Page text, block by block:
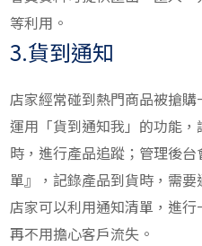
等利用。
3.貨到通知
店家經常碰到熱門商品被搶
運用「貨到通知我」的功能
時，進行產品追蹤；管理後
單』，記錄產品到貨時，需要
店家可以利用通知清單，進
再不用擔心客戶流失。